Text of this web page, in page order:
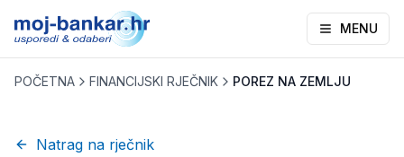
MENU
POČETNA FINANCIJSKI RJEČNIK POREZ NA ZEMLJU
Natrag na rječnik